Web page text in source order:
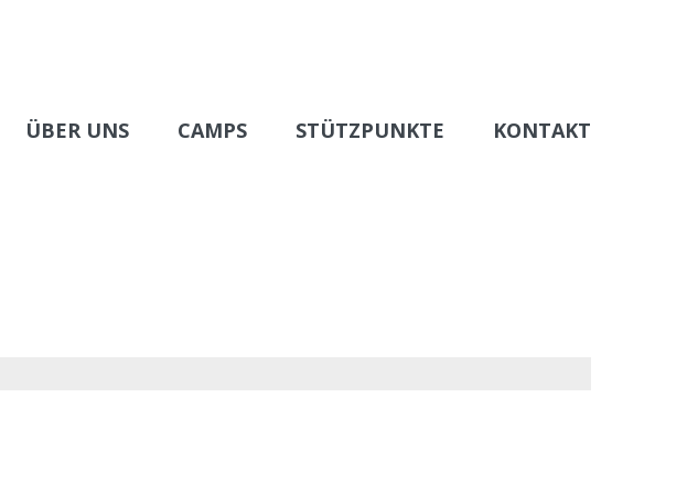
ÜBER UNS CAMPS STÜTZPUNKTE KONTAKT